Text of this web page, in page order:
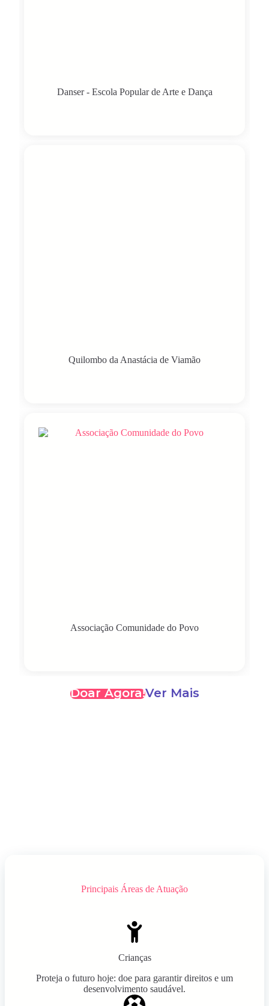
Danser - Escola Popular de Arte e Dança
Quilombo da Anastácia de Viamão
Associação Comunidade do Povo
Doar Agora!Ver Mais
Principais Áreas de Atuação
Crianças
Proteja o futuro hoje: doe para garantir direitos e um
desenvolvimento saudável.